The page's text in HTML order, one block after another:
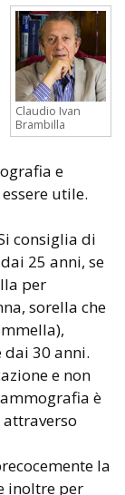
Claudio Ivan
Brambilla
e
utile.
consiglia di
25 anni, se
per
sorella che
30 anni.
e non
è
la
inoltre per